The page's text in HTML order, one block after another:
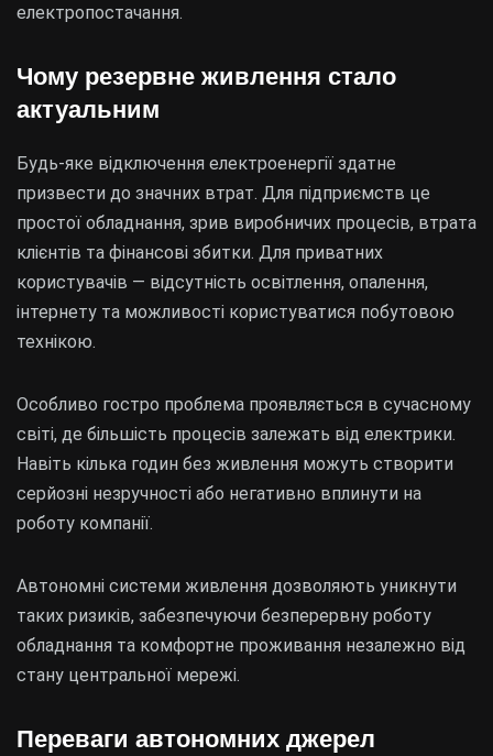
електропостачання.
Чому резервне живлення стало
актуальним
Будь-яке відключення електроенергії здатне
призвести до значних втрат. Для підприємств це
простої обладнання, зрив виробничих процесів, втрата
клієнтів та фінансові збитки. Для приватних
користувачів — відсутність освітлення, опалення,
інтернету та можливості користуватися побутовою
технікою.
Особливо гостро проблема проявляється в сучасному
світі, де більшість процесів залежать від електрики.
Навіть кілька годин без живлення можуть створити
серйозні незручності або негативно вплинути на
роботу компанії.
Автономні системи живлення дозволяють уникнути
таких ризиків, забезпечуючи безперервну роботу
обладнання та комфортне проживання незалежно від
стану центральної мережі.
Переваги автономних джерел